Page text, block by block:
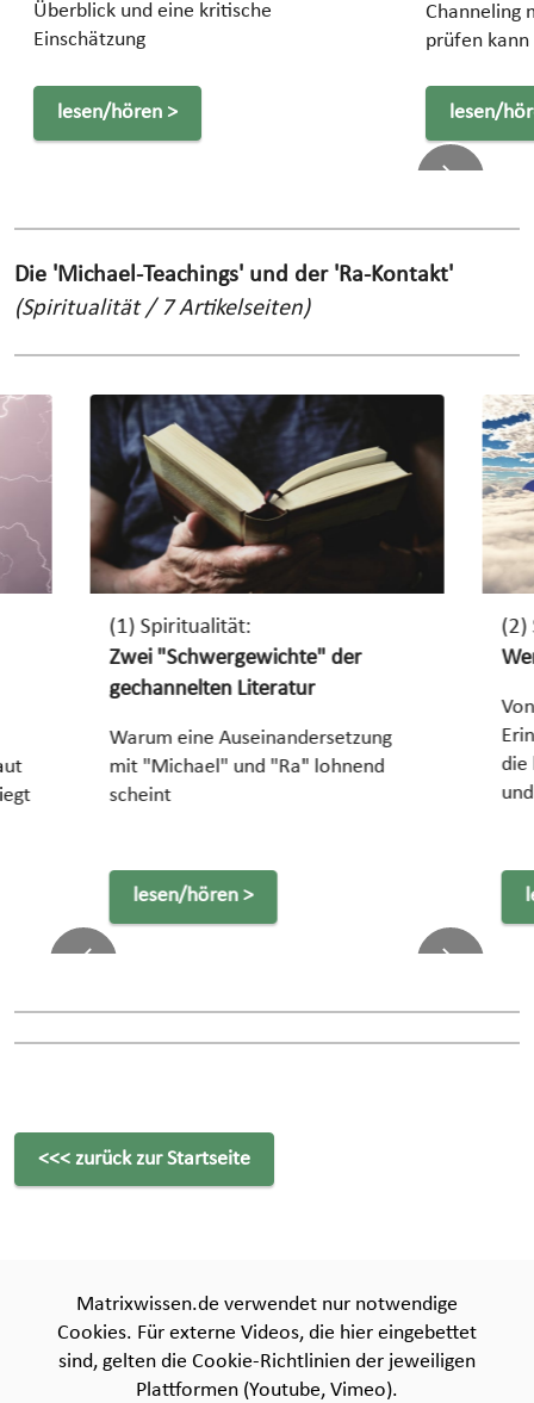
Überblick und eine kritische
Einschätzung
lesen/hören >
Channeling
prüfen kann
lesen/
Die 'Michael-Teachings' und der 'Ra-Kontakt'
(Spiritualität / 7 Artikelseiten)
(1) Spiritualität:
Zwei "Schwergewichte" der
gechannelten Literatur
Warum eine Auseinandersetzung
mit "Michael" und "Ra" lohnend
scheint
lesen/hören >
(2)
die
<<< zurück zur Startseite
Über uns Spenden Quellenverzeichnis
Bildnachweise Impressum Archiv
Matrixwissen.de verwendet nur notwendige
Cookies. Für externe Videos, die hier eingebettet
sind, gelten die Cookie-Richtlinien der jeweiligen
Plattformen (Youtube, Vimeo).